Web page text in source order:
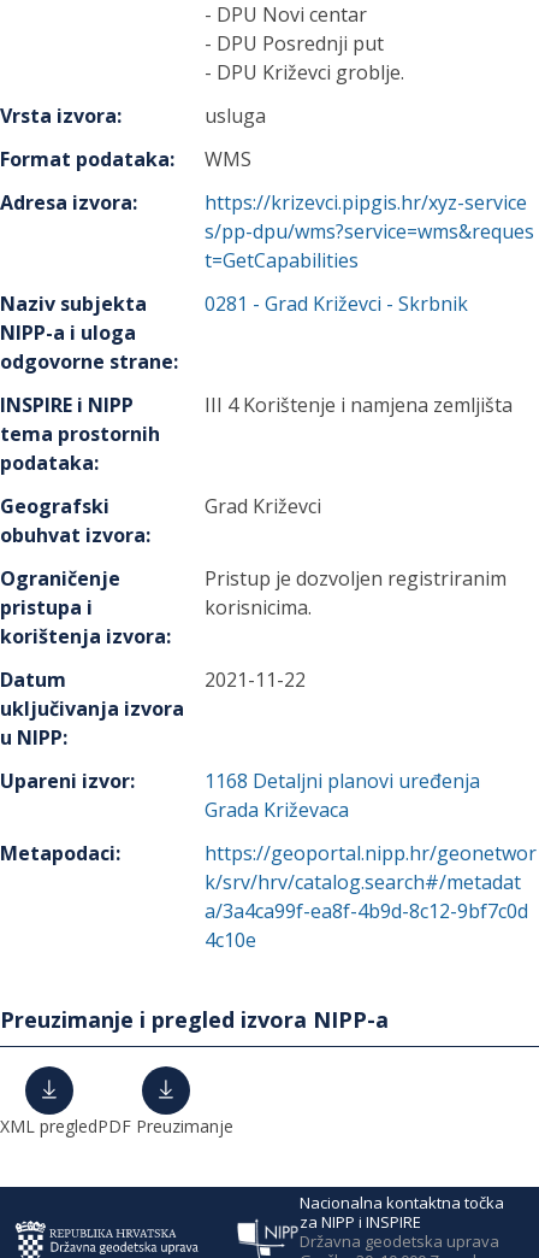
- DPU Novi centar
- DPU Posrednji put
- DPU Križevci groblje.
Vrsta izvora:
usluga
Format podataka:
WMS
Adresa izvora:
https://krizevci.pipgis.hr/xyz-service
s/pp-dpu/wms?service=wms&reques
t=GetCapabilities
Naziv subjekta
NIPP-a i uloga
odgovorne strane:
0281 -Grad Križevci - Skrbnik
INSPIRE i NIPP
tema prostornih
podataka:
III 4 Korištenje i namjena zemljišta
Geografski
obuhvat izvora:
Grad Križevci
Ograničenje
pristupa i
korištenja izvora:
Pristup je dozvoljen registriranim
korisnicima.
Datum
uključivanja izvora
u NIPP:
2021-11-22
Upareni izvor: 1168 Detaljni planovi uređenja
Grada Križevaca
Metapodaci:
https://geoportal.nipp.hr/geonetwor
k/srv/hrv/catalog.search#/metadat
a/3a4ca99f-ea8f-4b9d-8c12-9bf7c0d
4c10e
Preuzimanje i pregled izvora NIPP-a
XML pregledPDF Preuzimanje
Nacionalna kontaktna točka
za NIPP i INSPIRE
Državna geodetska uprava